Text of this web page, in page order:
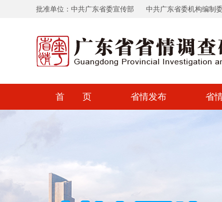
批准单位：中共广东省委宣传部 中共广东省委机构编制
首 页 省情发布 省